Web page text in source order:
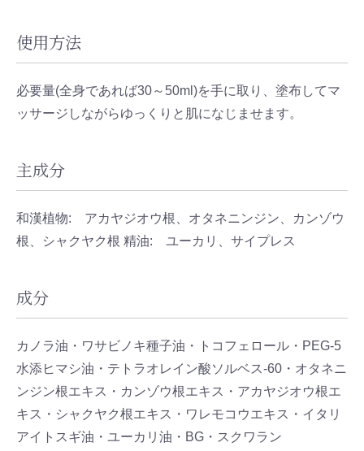
使用方法
必要量(全身であれば30～50ml)を手に取り、塗布してマ
ッサージしながらゆっくりと肌になじませます。
主成分
和漢植物: アカヤジオウ根、オタネニンジン、カンゾウ
根、シャクヤク根 精油: ユーカリ、サイプレス
成分
カノラ油・ワサビノキ種子油・トコフェロール・PEG-5
水添ヒマシ油・テトラオレイン酸ソルベス-60・オタネニ
ンジン根エキス・カンゾウ根エキス・アカヤジオウ根エ
キス・シャクヤク根エキス・ワレモコウエキス・イタリ
アイトスギ油・ユーカリ油・BG・スクワラン